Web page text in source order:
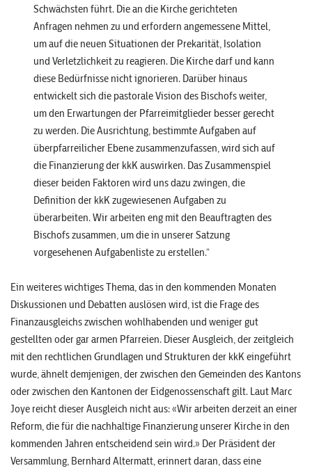
Schwächsten führt. Die an die Kirche gerichteten
Anfragen nehmen zu und erfordern angemessene Mittel,
um auf die neuen Situationen der Prekarität, Isolation
und Verletzlichkeit zu reagieren. Die Kirche darf und kann
diese Bedürfnisse nicht ignorieren. Darüber hinaus
entwickelt sich die pastorale Vision des Bischofs weiter,
um den Erwartungen der Pfarreimitglieder besser gerecht
zu werden. Die Ausrichtung, bestimmte Aufgaben auf
überpfarreilicher Ebene zusammenzufassen, wird sich auf
die Finanzierung der kkK auswirken. Das Zusammenspiel
dieser beiden Faktoren wird uns dazu zwingen, die
Definition der kkK zugewiesenen Aufgaben zu
überarbeiten. Wir arbeiten eng mit den Beauftragten des
Bischofs zusammen, um die in unserer Satzung
vorgesehenen Aufgabenliste zu erstellen.“
Ein weiteres wichtiges Thema, das in den kommenden Monaten
Diskussionen und Debatten auslösen wird, ist die Frage des
Finanzausgleichs zwischen wohlhabenden und weniger gut
gestellten oder gar armen Pfarreien. Dieser Ausgleich, der zeitgleich
mit den rechtlichen Grundlagen und Strukturen der kkK eingeführt
wurde, ähnelt demjenigen, der zwischen den Gemeinden des Kantons
oder zwischen den Kantonen der Eidgenossenschaft gilt. Laut Marc
Joye reicht dieser Ausgleich nicht aus: «Wir arbeiten derzeit an einer
Reform, die für die nachhaltige Finanzierung unserer Kirche in den
kommenden Jahren entscheidend sein wird.» Der Präsident der
Versammlung, Bernhard Altermatt, erinnert daran, dass eine